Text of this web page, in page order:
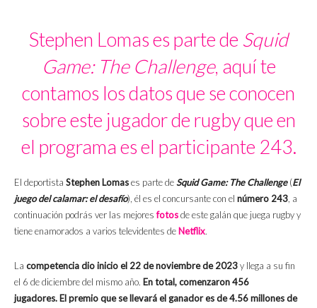
Stephen Lomas es parte de Squid
Game: The Challenge, aquí te
contamos los datos que se conocen
sobre este jugador de rugby que en
el programa es el participante 243.
El deportista Stephen Lomases parte deSquid Game: The Challenge(El
juego del calamar: el desafío), él es el concursante con el número 243, a
continuación podrás ver las mejoresfotosde este galán que juega rugby y
tiene enamorados a varios televidentes de Netflix.
La competencia dio inicio el 22 de noviembre de 2023y llega a su fin
el 6 de diciembre del mismo año. En total, comenzaron 456
jugadores. El premio que se llevará el ganador es de 4.56 millones de